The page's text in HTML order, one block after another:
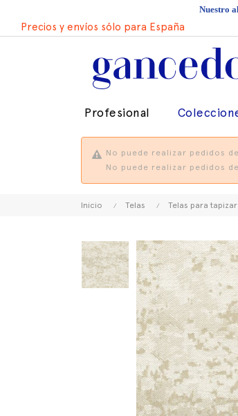
Nuestro
Precios y envíos sólo para España
Profesional
No puede realizar pedidos
No puede realizar pedidos
Inicio Telas Telas para tapizar